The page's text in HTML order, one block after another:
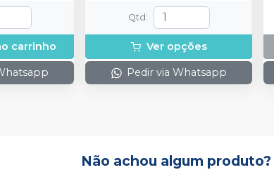
carrinho
Qtd :
Ver opções
Pedir via Whatsapp
Não achou algum produto?